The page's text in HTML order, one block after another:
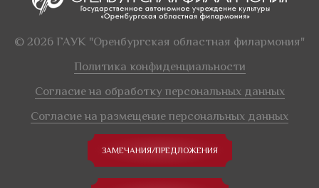
© 2026 ГАУК "Оренбургская областная филармония"
Политика конфиденциальности
Согласие на обработку персональных данных
Согласие на размещение персональных данных
ЗАМЕЧАНИЯ/ПРЕДЛОЖЕНИЯ